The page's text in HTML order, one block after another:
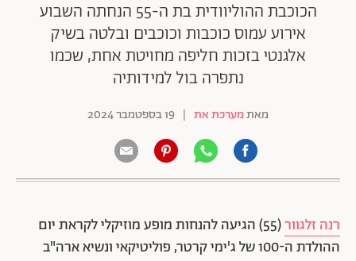
הכוכבת ההוליוודית בת ה-55 הנחתה השבוע
אירוע עמוס כוכבות וכוכבים ובלטה בשיק
אלגנטי בזכות חליפה מחויטת אחת, שכמו
נתפרה בול למידותיה
מאתמערכת את | 19 בספטמבר 2024
רנה זלגוור
(55) הגיעה להנחות מופע מוזיקלי לקראת יום
ההולדת ה-100 של ג'ימי קרטר, פוליטיקאי ונשיא ארה"ב